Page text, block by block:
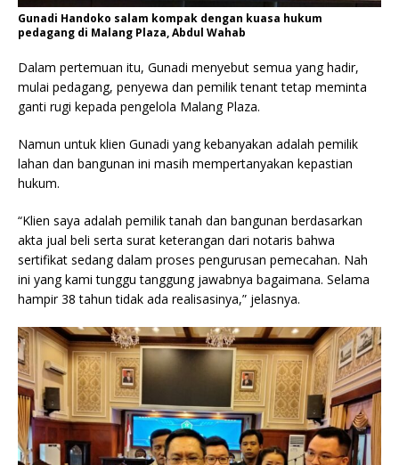
Gunadi Handoko salam kompak dengan kuasa hukum
pedagang di Malang Plaza, Abdul Wahab
Dalam pertemuan itu, Gunadi menyebut semua yang hadir,
mulai pedagang, penyewa dan pemilik tenant tetap meminta
ganti rugi kepada pengelola Malang Plaza.
Namun untuk klien Gunadi yang kebanyakan adalah pemilik
lahan dan bangunan ini masih mempertanyakan kepastian
hukum.
“Klien saya adalah pemilik tanah dan bangunan berdasarkan
akta jual beli serta surat keterangan dari notaris bahwa
sertifikat sedang dalam proses pengurusan pemecahan. Nah
ini yang kami tunggu tanggung jawabnya bagaimana. Selama
hampir 38 tahun tidak ada realisasinya,” jelasnya.